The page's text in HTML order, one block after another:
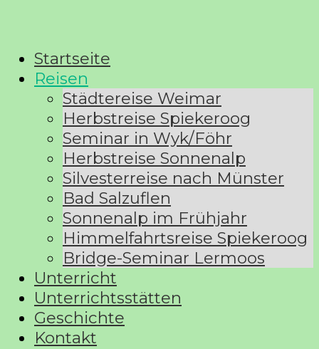
Startseite
Reisen
Städtereise Weimar
Herbstreise Spiekeroog
Seminar in Wyk/Föhr
Herbstreise Sonnenalp
Silvesterreise nach Münster
Bad Salzuflen
Sonnenalp im Frühjahr
Himmelfahrtsreise Spiekeroog
Bridge-Seminar Lermoos
Unterricht
Unterrichtsstätten
Geschichte
Kontakt